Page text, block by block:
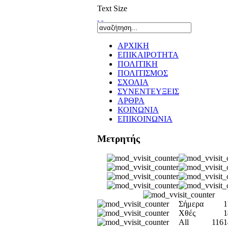
Text Size
ΑΡΧΙΚΗ
ΕΠΙΚΑΙΡΟΤΗΤΑ
ΠΟΛΙΤΙΚΗ
ΠΟΛΙΤΙΣΜΟΣ
ΣΧΟΛΙΑ
ΣΥΝΕΝΤΕΥΞΕΙΣ
ΑΡΘΡΑ
ΚΟΙΝΩΝΙΑ
ΕΠΙΚΟΙΝΩΝΙΑ
Μετρητής
Σήμερα
Χθές
All